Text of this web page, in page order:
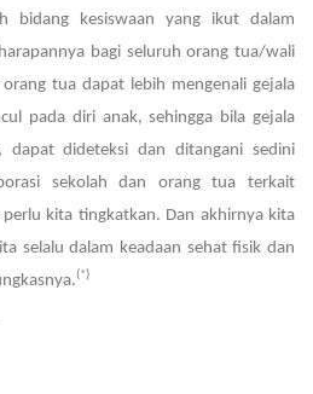
bidang kesiswaan yang ikut dalam
bagi seluruh orang tua/wali
tua dapat lebih mengenali gejala
pada diri anak, sehingga bila gejala
dapat dideteksi dan ditangani sedini
sekolah dan orang tua terkait
kita tingkatkan. Dan akhirnya kita
selalu dalam keadaan sehat fisik dan
(*)